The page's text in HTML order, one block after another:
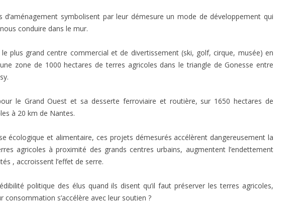
COMERCIO JUSTO
EQUA
POPULATIONS VS HYBRIDE, OGM
GENNEVILLIERS ?
PUBLICATIONS
d’aménagement symbolisent par leur démesure un mode de développement qui
conduire dans le mur.
le plus grand centre commercial et de divertissement (ski, golf, cirque, musée) en
zone de 1000 hectares de terres agricoles dans le triangle de Gonesse entre
le Grand Ouest et sa desserte ferroviaire et routière, sur 1650 hectares de
à 20 km de Nantes.
écologique et alimentaire, ces projets démesurés accélèrent dangereusement la
agricoles à proximité des grands centres urbains, augmentent l’endettement
, accroissent l’effet de serre.
politique des élus quand ils disent qu’il faut préserver les terres agricoles,
consommation s’accélère avec leur soutien ?